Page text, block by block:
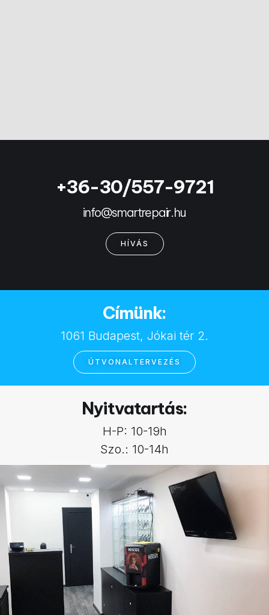
+36-30/557-9721
info@smartrepair.hu
HÍVÁS
Címünk:
1061 Budapest, Jókai tér 2.
ÚTVONALTERVEZÉS
Nyitvatartás:
H-P: 10-19h
Szo.: 10-14h